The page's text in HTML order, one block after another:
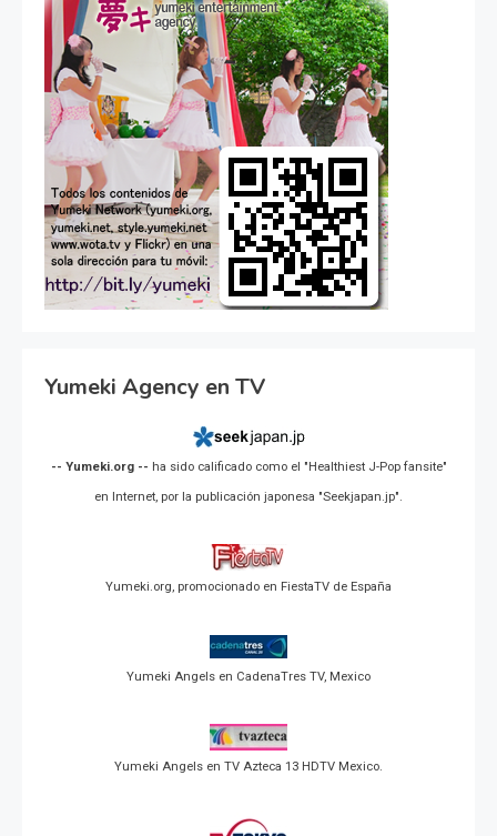
Yumeki Agency en TV
-- Yumeki.org -- ha sido calificado como el "Healthiest J-Pop fansite"
en Internet, por la publicación japonesa "Seekjapan.jp".
Yumeki.org, promocionado en FiestaTV de España
Yumeki Angels en CadenaTres TV, Mexico
Yumeki Angels en TV Azteca 13 HDTV Mexico.